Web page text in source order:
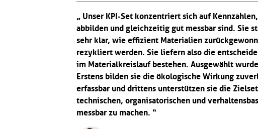
Unser KPI-Set konzentriert sich auf
abbilden und gleichzeitig gut messbar sind. Sie
sehr klar, wie effizient Materialien
rezykliert werden. Sie liefern also die
im Materialkreislauf bestehen. Ausgewählt
Erstens bilden sie die ökologische Wirkung
erfassbar und drittens unterstützen sie die
technischen, organisatorischen und
messbar zu machen.